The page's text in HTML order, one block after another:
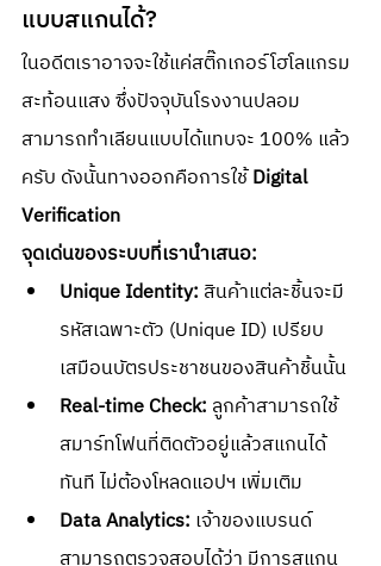
แบบสแกนได้?
ในอดีตเราอาจจะใช้แค่สติ๊กเกอร์โฮโลแกรม
สะท้อนแสง ซึ่งปัจจุบันโรงงานปลอม
สามารถทำเลียนแบบได้แทบจะ 100% แล้ว
ครับ ดังนั้นทางออกคือการใช้ Digital
Verification
จุดเด่นของระบบที่เรานำเสนอ:
Unique Identity: สินค้าแต่ละชิ้นจะมี
รหัสเฉพาะตัว (Unique ID) เปรียบ
เสมือนบัตรประชาชนของสินค้าชิ้นนั้น
Real-time Check: ลูกค้าสามารถใช้
สมาร์ทโฟนที่ติดตัวอยู่แล้วสแกนได้
ทันที ไม่ต้องโหลดแอปฯ เพิ่มเติม
Data Analytics: เจ้าของแบรนด์
สามารถตรวจสอบได้ว่า มีการสแกน